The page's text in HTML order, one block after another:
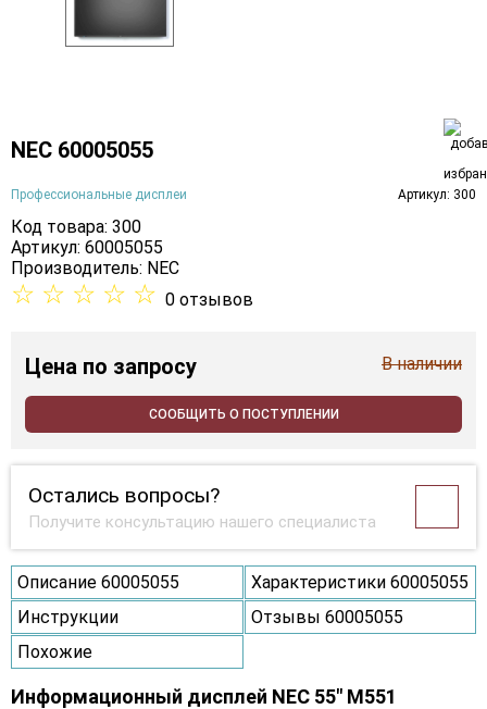
NEC 60005055
Профессиональные дисплеи Артикул: 300
Код товара: 300
Артикул: 60005055
Производитель: NEC
☆ ☆ ☆ ☆ ☆ 0 отзывов
Цена по запросу В наличии
СООБЩИТЬ О ПОСТУПЛЕНИИ
Остались вопросы?
Получите консультацию нашего специалиста
Описание 60005055
Характеристики 60005055
Инструкции
Отзывы 60005055
Похожие
Информационный дисплей NEC 55" M551